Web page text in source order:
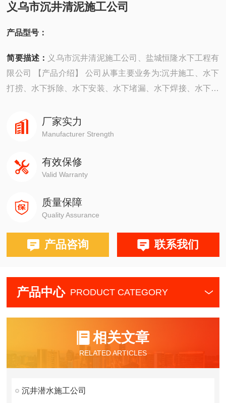
义乌市沉井清泥施工公司
产品型号：
简要描述： 义乌市沉井清泥施工公司、盐城恒隆水下工程有
限公司 【产品介绍】 公司从事主要业务为:沉井施工、水下
打捞、水下拆除、水下安装、水下堵漏、水下焊接、水下切
堵、水下钻孔、水下检查、水下爆破。 ...
厂家实力
Manufacturer Strength
有效保修
Valid Warranty
质量保障
Quality Assurance
产品咨询 联系我们
产品中心 PRODUCT CATEGORY
相关文章
RELATED ARTICLES
沉井潜水施工公司